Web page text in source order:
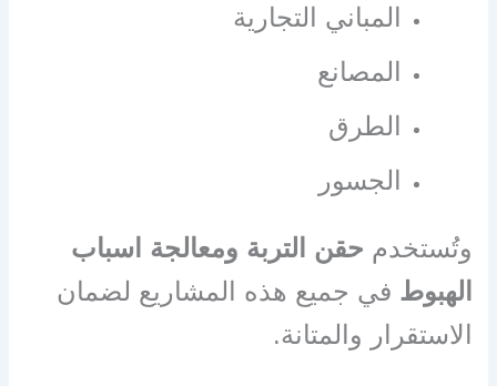
المباني التجارية
المصانع
الطرق
الجسور
وتُستخدم حقن التربة ومعالجة اسباب
الهبوط في جميع هذه المشاريع لضمان
الاستقرار والمتانة.